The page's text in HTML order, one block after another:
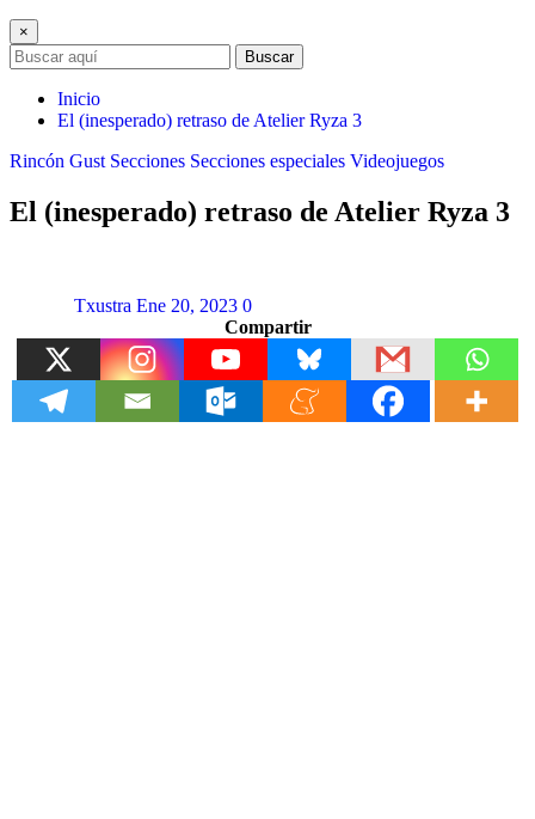
×
Buscar
Inicio
El (inesperado) retraso de Atelier Ryza 3
Rincón Gust Secciones Secciones especiales Videojuegos
El (inesperado) retraso de Atelier Ryza 3
Txustra Ene 20, 2023 0
Compartir